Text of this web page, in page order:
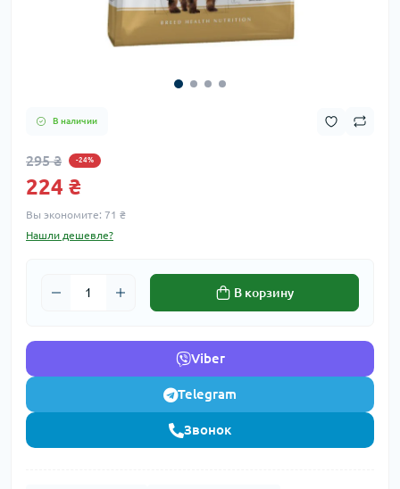
В наличии
295 ₴ -24%
224 ₴
Вы экономите: 71 ₴
Нашли дешевле?
В корзину
Viber
Telegram
Звонок